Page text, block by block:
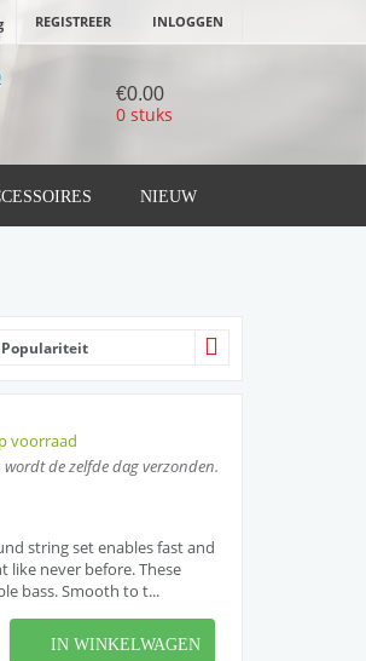
REGISTREER INLOGGEN
€0.00
0 stuks
NIEUW
Populariteit
voorraad
wordt de zelfde dag verzonden.
string set enables fast and
never before. These
bass. Smooth to t...
IN WINKELWAGEN